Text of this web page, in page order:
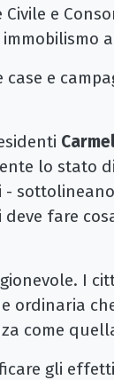
e
e
lo stato
-
deve fare
I
ordinaria
come
gli